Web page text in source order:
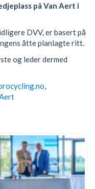
på Van Aert i
DVV, er basert på
åtte planlagte ritt.
og leder dermed
,